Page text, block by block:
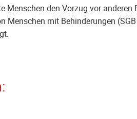
Menschen den Vorzug vor
Menschen mit Behinderungen